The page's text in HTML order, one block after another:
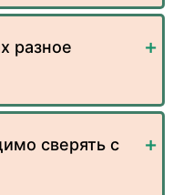
разное
сверять с